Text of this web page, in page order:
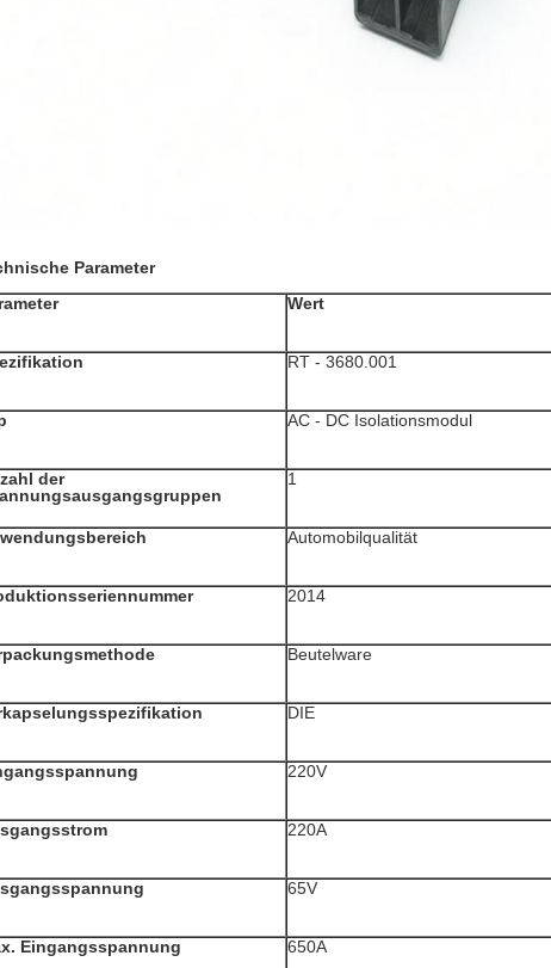
Parameter
Wert
RT - 3680.001
AC - DC Isolationsmodul
der
1
Automobilqualität
2014
Beutelware
DIE
220V
220A
65V
Eingangsspannung 650A